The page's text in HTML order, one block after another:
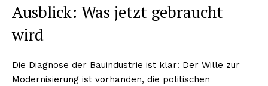
Ausblick: Was jetzt gebraucht
wird
Die Diagnose der Bauindustrie ist klar: Der Wille zur
Modernisierung ist vorhanden, die politischen